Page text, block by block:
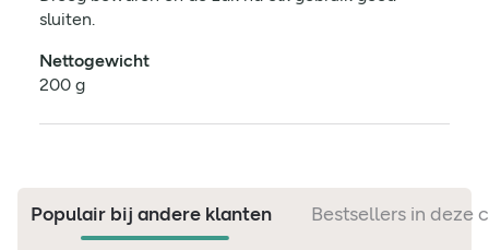
sluiten.
Nettogewicht
200 g
Populair bij andere klanten Bestsellers in deze